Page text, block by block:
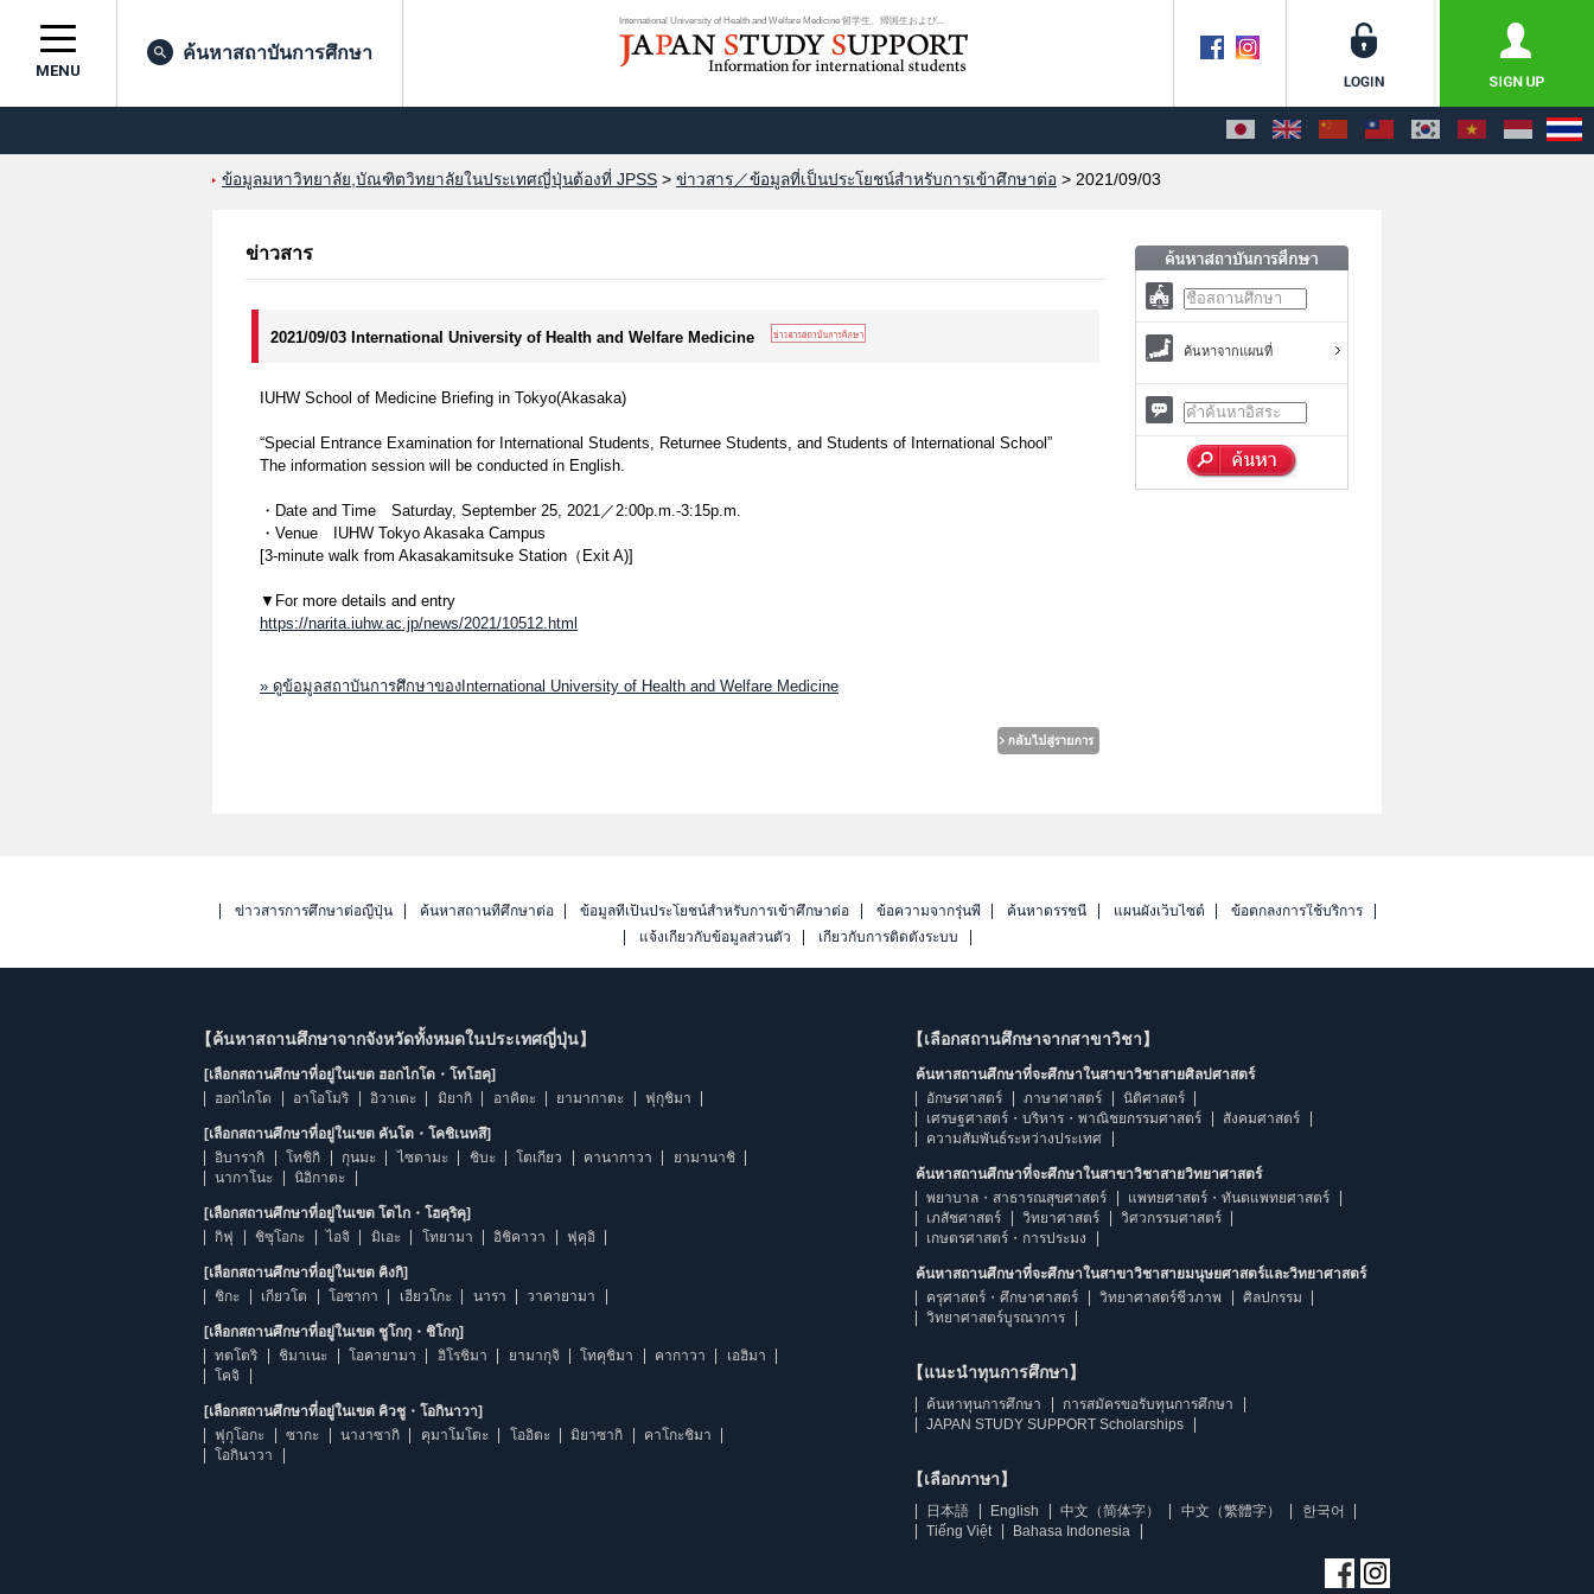
International University of Health and Welfare Medicine 留学生、帰国生および...
MENU
ค้นหาสถาบันการศึกษา
ข้อมูลมหาวิทยาลัย,บัณฑิตวิทยาลัยในประเทศญี่ปุ่นต้องที่ JPSS > ข่าวสาร／ข้อมูลที่เป็นประโยชน์สำหรับการเข้าศึกษาต่อ > 2021/09/03
ข่าวสาร
2021/09/03 International University of Health and Welfare Medicine
IUHW School of Medicine Briefing in Tokyo(Akasaka)
“Special Entrance Examination for International Students, Returnee Students, and Students of International School”
The information session will be conducted in English.
・Date and Time Saturday, September 25, 2021／2:00p.m.-3:15p.m.
・Venue IUHW Tokyo Akasaka Campus
[3-minute walk from Akasakamitsuke Station（Exit A)]
▼For more details and entry
https://narita.iuhw.ac.jp/news/2021/10512.html
» ดูข้อมูลสถาบันการศึกษาของInternational University of Health and Welfare Medicine
ค้นหาจากแผนที่
ข่าวสารการศึกษาต่อญี่ปุ่น ค้นหาสถานที่ศึกษาต่อ ข้อมูลที่เป็นประโยชน์สำหรับการเข้าศึกษาต่อ ข้อความจากรุ่นพี่ ค้นหาดรรชนี แผนผังเว็บไซต์
ข้อตกลงการใช้บริการ
แจ้งเกี่ยวกับข้อมูลส่วนตัว
เกี่ยวกับการติดตั้งระบบ
【ค้นหาสถานศึกษาจากจังหวัดทั้งหมดในประเทศญี่ปุ่น】
[เลือกสถานศึกษาที่อยู่ในเขต ฮอกไกโด・โทโฮคุ]
ฮอกไกโด
อาโอโมริ อิวาเตะ มิยากิ อาคิตะ ยามากาตะ ฟุกุชิมา
[เลือกสถานศึกษาที่อยู่ในเขต คันโต・โคชิเนทสึ]
อิบารากิ
โทชิกิ กุนมะ ไซตามะ ชิบะ โตเกียว คานากาวา
ยามานาชิ
นากาโนะ
นิอิกาตะ
[เลือกสถานศึกษาที่อยู่ในเขต โตไก・โฮคุริคุ]
กิฟุ
ชิซุโอกะ ไอจิ มิเอะ โทยามา อิชิคาวา ฟุคุอิ
[เลือกสถานศึกษาที่อยู่ในเขต คิงกิ]
ชิกะ
เกียวโต โอซากา เฮียวโกะ นารา วาคายามา
[เลือกสถานศึกษาที่อยู่ในเขต ชูโกกุ・ชิโกกุ]
ทตโตริ
ชิมาเนะ โอคายามา ฮิโรชิมา ยามากุจิ โทคุชิมา คากาวา
เอฮิมา
โคจิ
[เลือกสถานศึกษาที่อยู่ในเขต คิวชู・โอกินาวา]
ฟุกุโอกะ
ซากะ นางาซากิ คุมาโมโตะ โออิตะ มิยาซากิ
คาโกะชิมา
โอกินาวา
【เลือกสถานศึกษาจากสาขาวิชา】
ค้นหาสถานศึกษาที่จะศึกษาในสาขาวิชาสายศิลปศาสตร์
อักษรศาสตร์
ภาษาศาสตร์
นิติศาสตร์
เศรษฐศาสตร์・บริหาร・พาณิชยกรรมศาสตร์
สังคมศาสตร์
ความสัมพันธ์ระหว่างประเทศ
ค้นหาสถานศึกษาที่จะศึกษาในสาขาวิชาสายวิทยาศาสตร์
พยาบาล・สาธารณสุขศาสตร์
แพทยศาสตร์・ทันตแพทยศาสตร์
เภสัชศาสตร์
วิทยาศาสตร์
วิศวกรรมศาสตร์
เกษตรศาสตร์・การประมง
ค้นหาสถานศึกษาที่จะศึกษาในสาขาวิชาสายมนุษยศาสตร์และวิทยาศาสตร์
ครุศาสตร์・ศึกษาศาสตร์
วิทยาศาสตร์ชีวภาพ
ศิลปกรรม
วิทยาศาสตร์บูรณาการ
【แนะนำทุนการศึกษา】
ค้นหาทุนการศึกษา
การสมัครขอรับทุนการศึกษา
JAPAN STUDY SUPPORT Scholarships
【เลือกภาษา】
日本語 English 中文（简体字） 中文（繁體字）
한국어
Tiếng Việt
Bahasa Indonesia